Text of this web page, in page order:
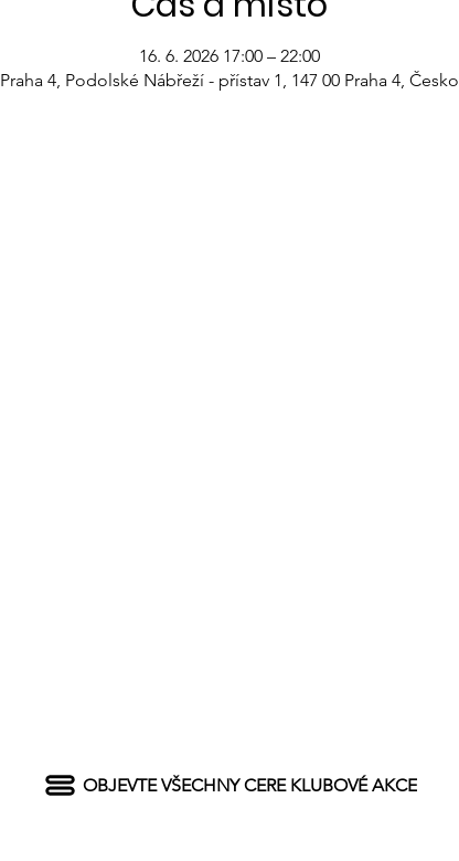
16. 6. 2026 17:00 – 22:00
Praha 4, Podolské Nábřeží - přístav 1, 147 00 Praha 4, Česko
OBJEVTE VŠECHNY CERE KLUBOVÉ AKCE